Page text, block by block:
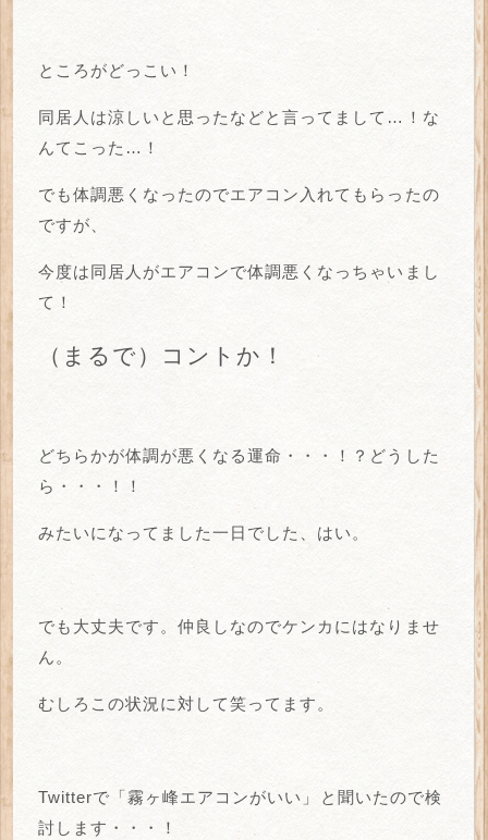
ところがどっこい！
同居人は涼しいと思ったなどと言ってまして…！な
んてこった…！
でも体調悪くなったのでエアコン入れてもらったの
ですが、
今度は同居人がエアコンで体調悪くなっちゃいまし
て！
（まるで）コントか！
どちらかが体調が悪くなる運命・・・！？どうした
ら・・・！！
みたいになってました一日でした、はい。
でも大丈夫です。仲良しなのでケンカにはなりませ
ん。
むしろこの状況に対して笑ってます。
Twitterで「霧ヶ峰エアコンがいい」と聞いたので検
討します・・・！